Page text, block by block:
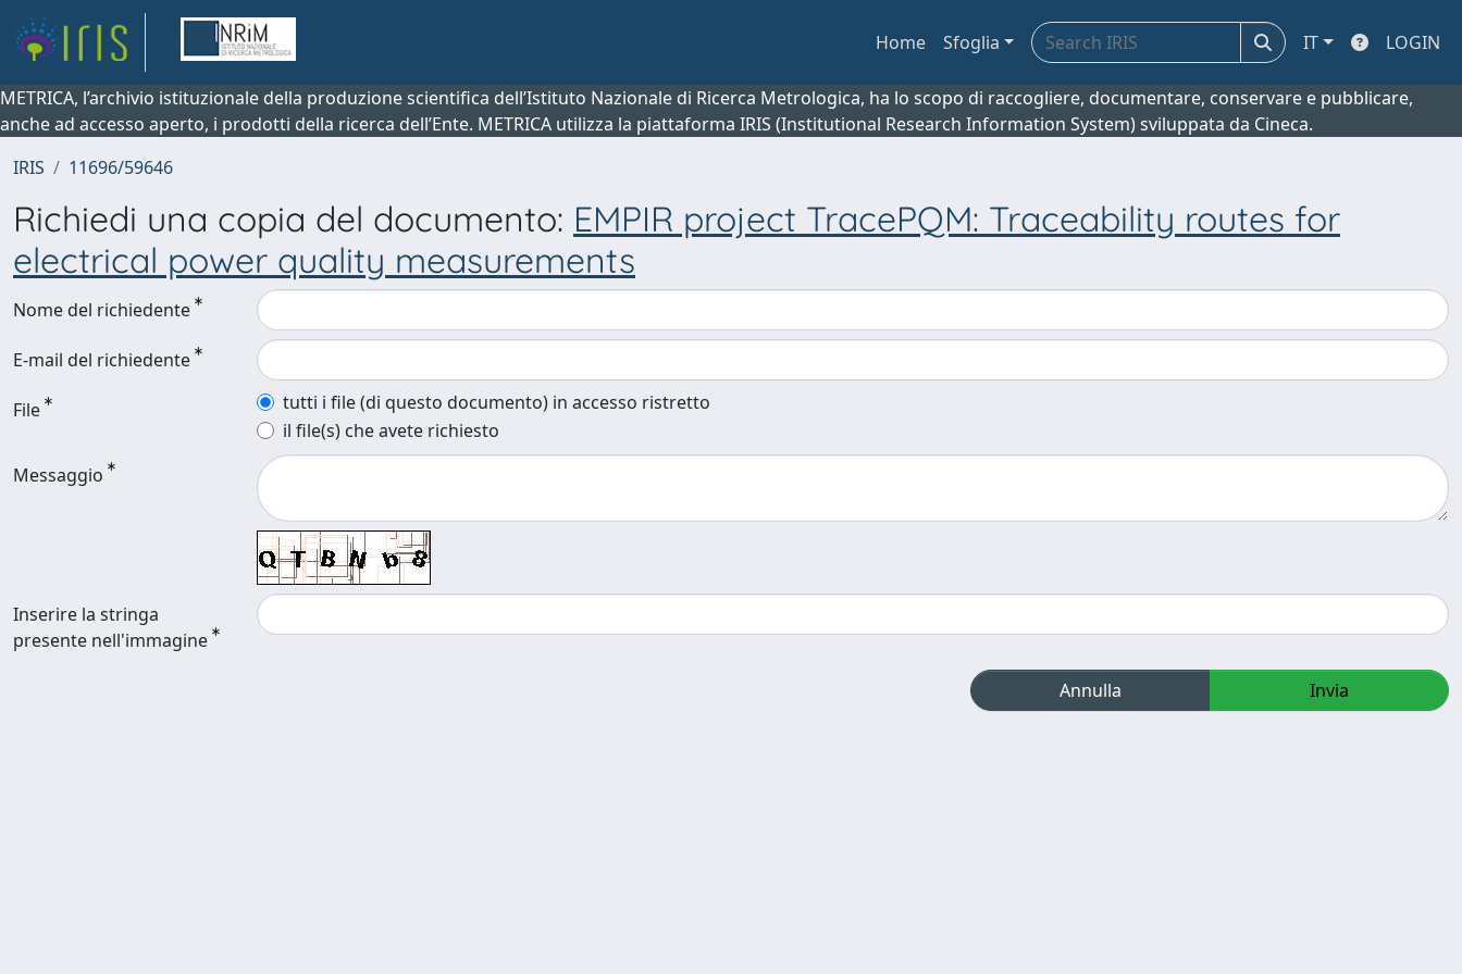
Home Sfoglia IT LOGIN
METRICA, l’archivio istituzionale della produzione scientifica dell’Istituto Nazionale di Ricerca Metrologica, ha lo scopo di raccogliere, documentare, conservare e pubblicare,
anche ad accesso aperto, i prodotti della ricerca dell’Ente. METRICA utilizza la piattaforma IRIS (Institutional Research Information System) sviluppata da Cineca.
IRIS
11696/59646
Richiedi una copia del documento: EMPIR project TracePQM: Traceability routes for
electrical power quality measurements
Nome del richiedente
E-mail del richiedente
File
tutti i file (di questo documento) in accesso ristretto
il file(s) che avete richiesto
Messaggio
Inserire la stringa
presente nell'immagine
Annulla Invia